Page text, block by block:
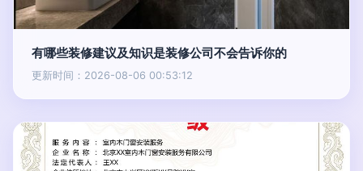
有哪些装修建议及知识是装修公司不会告诉你的
更新时间：2026-08-06 00:53:12